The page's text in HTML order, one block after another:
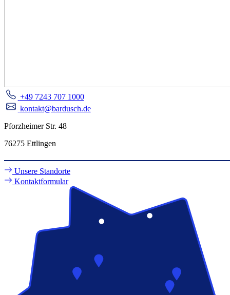
+49 7243 707 1000
kontakt@bardusch.de
Pforzheimer Str. 48
76275 Ettlingen
Unsere Standorte
Kontaktformular